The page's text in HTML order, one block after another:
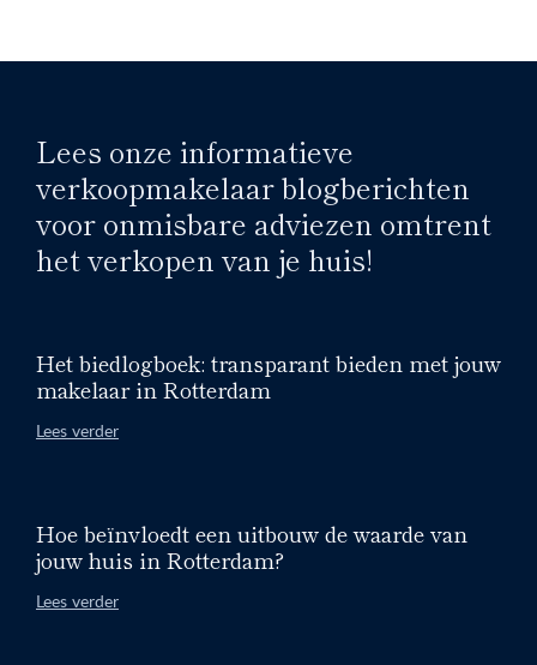
Lees onze informatieve
verkoopmakelaar blogberichten
voor onmisbare adviezen omtrent
het verkopen van je huis!
Het biedlogboek: transparant bieden met jouw
makelaar in Rotterdam
Lees verder
Hoe beïnvloedt een uitbouw de waarde van
jouw huis in Rotterdam?
Lees verder